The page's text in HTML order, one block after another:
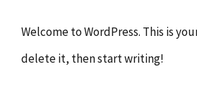
Welcome to WordPress. This is
delete it, then start writing!